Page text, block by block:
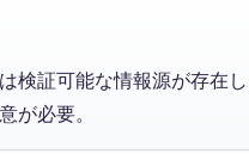
検証可能な情報源が存在
が必要。